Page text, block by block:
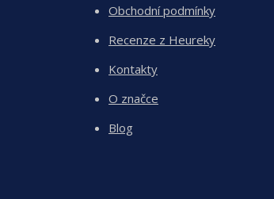
Obchodní podmínky
Recenze z Heureky
Kontakty
O značce
Blog